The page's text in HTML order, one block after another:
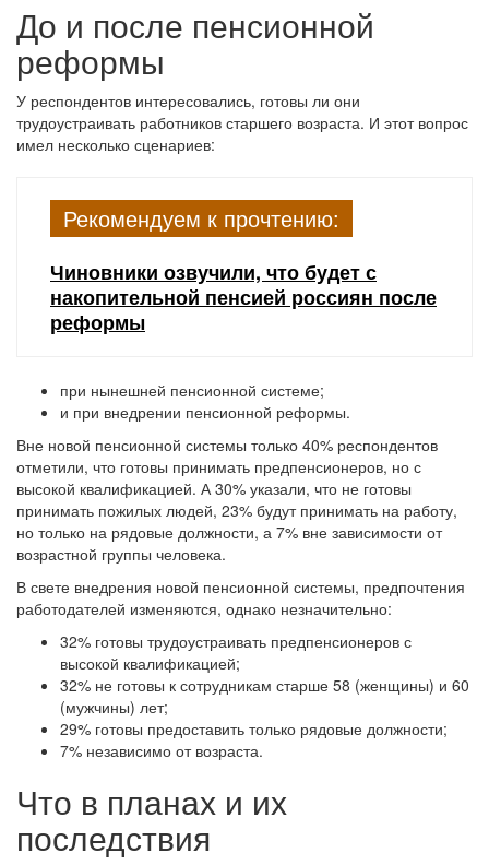
До и после пенсионной
реформы
У респондентов интересовались, готовы ли они
трудоустраивать работников старшего возраста. И этот вопрос
имел несколько сценариев:
Рекомендуем к прочтению:
Чиновники озвучили, что будет с
накопительной пенсией россиян после
реформы
при нынешней пенсионной системе;
и при внедрении пенсионной реформы.
Вне новой пенсионной системы только 40% респондентов
отметили, что готовы принимать предпенсионеров, но с
высокой квалификацией. А 30% указали, что не готовы
принимать пожилых людей, 23% будут принимать на работу,
но только на рядовые должности, а 7% вне зависимости от
возрастной группы человека.
В свете внедрения новой пенсионной системы, предпочтения
работодателей изменяются, однако незначительно:
32% готовы трудоустраивать предпенсионеров с
высокой квалификацией;
32% не готовы к сотрудникам старше 58 (женщины) и 60
(мужчины) лет;
29% готовы предоставить только рядовые должности;
7% независимо от возраста.
Что в планах и их
последствия